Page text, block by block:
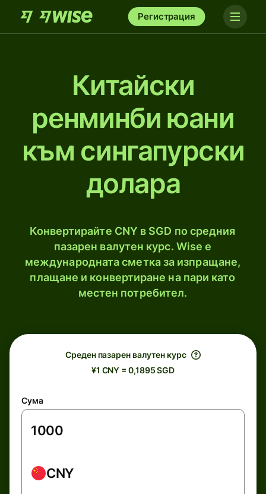
Регистрация
Китайски
ренминби юани
към сингапурски
долара
Конвертирайте CNY в SGD по средния
пазарен валутен курс. Wise е
международната сметка за изпращане,
плащане и конвертиране на пари като
местен потребител.
Среден пазарен валутен курс
¥1 CNY = 0,1895 SGD
Сума
CNY